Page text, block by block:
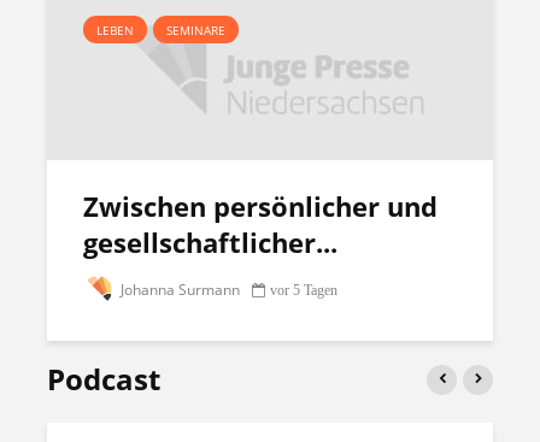
LEBEN SEMINARE
Zwischen persönlicher und
gesellschaftlicher...
Johanna Surmann vor 5 Tagen
Podcast